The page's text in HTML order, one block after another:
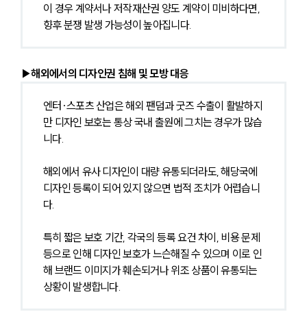
이 경우 계약서나 저작재산권 양도 계약이 미비하다면,
향후 분쟁 발생 가능성이 높아집니다.
▶해외에서의 디자인권 침해 및 모방 대응
엔터·스포츠 산업은 해외 팬덤과 굿즈 수출이 활발하지
만 디자인 보호는 통상 국내 출원에 그치는 경우가 많습
니다.
해외에서 유사 디자인이 대량 유통되더라도, 해당국에
디자인 등록이 되어 있지 않으면 법적 조치가 어렵습니
다.
특히 짧은 보호 기간, 각국의 등록 요건 차이, 비용 문제
등으로 인해 디자인 보호가 느슨해질 수 있으며 이로 인
해 브랜드 이미지가 훼손되거나 위조 상품이 유통되는
상황이 발생합니다.